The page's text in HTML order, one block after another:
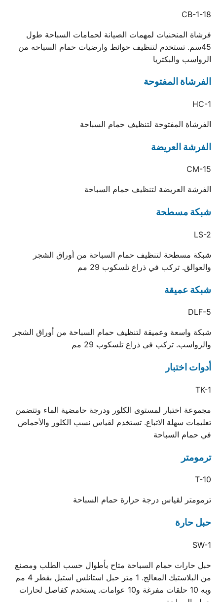
CB-1-18
فرشاة المنحنيات لمهمات الصيانة لحمامات السباحة طول
45سم. تستخدم لتنظيف حوائط وارضيات حمام السباحه من
الرواسب والبكتريا
الفرشاة المفتوحة
HC-1
الفرشاة المفتوحة لتنظيف حمام السباحة
الفرشة العريضة
CM-15
الفرشة العريضة لتنظيف حمام السباحة
شبكة مسطحة
LS-2
شبكة مسطحة لتنظيف حمام السباحة من أوراق الشجر
والعوالق. تركب في ذراع تلسكوب 29 مم
شبكة عميقة
DLF-5
شبكة واسعة وعميقة لتنظيف حمام السباحة من أوراق الشجر
والرواسب. تركب في ذراع تلسكوب 29 مم
أدوات اختبار
TK-1
مجموعة اختبار لمستوى الكلور ودرجة حامضية الماء وتتضمن
تعليمات سهلة الاتباع. تستخدم لقياس نسب الكلور والأحماض
في حمام السباحة
ترمومتر
T-10
ترمومتر لقياس درجة حرارة حمام السباحة
حبل حارة
SW-1
حبل حارات حمام السباحة متاح بأطوال حسب الطلب ومصنع
من البلاستيك المعالج. 1 متر حبل استانلس استيل بقطر 4 مم
وبه 10 حلقات مفرغة و10 عوامات. يستخدم كفاصل لحارات